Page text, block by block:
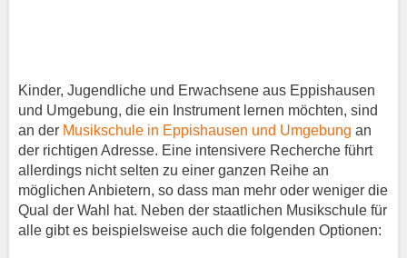
Kinder, Jugendliche und Erwachsene aus Eppishausen
und Umgebung, die ein Instrument lernen möchten, sind
an der Musikschule in Eppishausen und Umgebung an
der richtigen Adresse. Eine intensivere Recherche führt
allerdings nicht selten zu einer ganzen Reihe an
möglichen Anbietern, so dass man mehr oder weniger die
Qual der Wahl hat. Neben der staatlichen Musikschule für
alle gibt es beispielsweise auch die folgenden Optionen: